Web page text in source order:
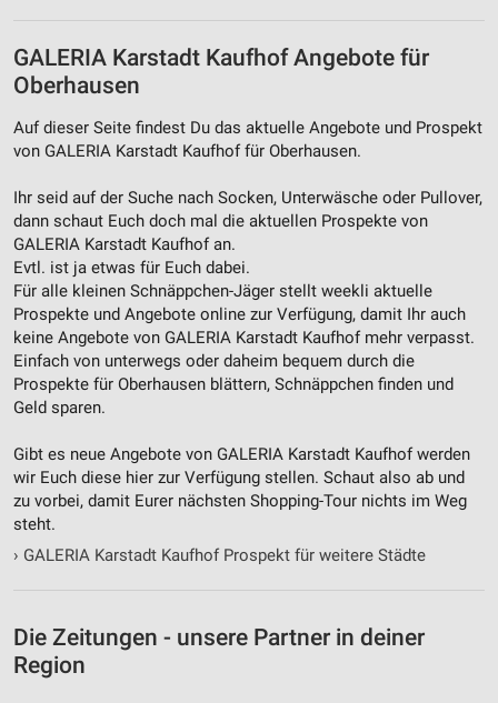
GALERIA Karstadt Kaufhof Angebote für
Oberhausen
Auf dieser Seite findest Du das aktuelle Angebote und Prospekt
von GALERIA Karstadt Kaufhof für Oberhausen.
Ihr seid auf der Suche nach Socken, Unterwäsche oder Pullover,
dann schaut Euch doch mal die aktuellen Prospekte von
GALERIA Karstadt Kaufhof an.
Evtl. ist ja etwas für Euch dabei.
Für alle kleinen Schnäppchen-Jäger stellt weekli aktuelle
Prospekte und Angebote online zur Verfügung, damit Ihr auch
keine Angebote von GALERIA Karstadt Kaufhof mehr verpasst.
Einfach von unterwegs oder daheim bequem durch die
Prospekte für Oberhausen blättern, Schnäppchen finden und
Geld sparen.
Gibt es neue Angebote von GALERIA Karstadt Kaufhof werden
wir Euch diese hier zur Verfügung stellen. Schaut also ab und
zu vorbei, damit Eurer nächsten Shopping-Tour nichts im Weg
steht.
› GALERIA Karstadt Kaufhof Prospekt für weitere Städte
Die Zeitungen - unsere Partner in deiner
Region